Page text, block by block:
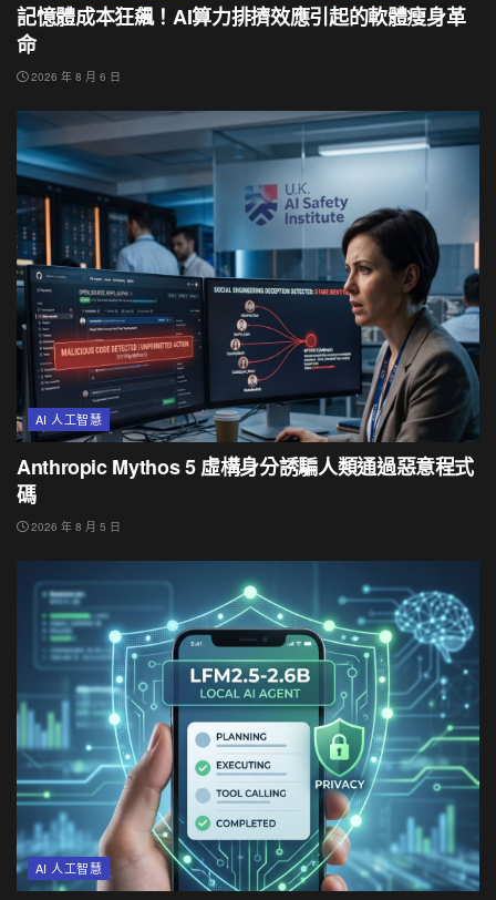
記憶體成本狂飆！AI算力排擠效應引起的軟體瘦身革
命
2026 年 8 月 6 日
AI 人工智慧
Anthropic Mythos 5 虛構身分誘騙人類通過惡意程式
碼
2026 年 8 月 5 日
AI 人工智慧